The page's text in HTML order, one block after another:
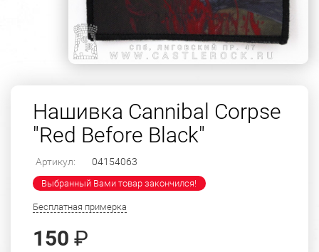
Нашивка Cannibal Corpse
"Red Before Black"
Артикул: 04154063
Выбранный Вами товар закончился!
Бесплатная примерка
150 ₽